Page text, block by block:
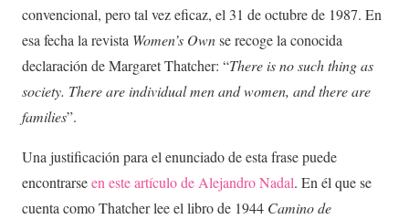
convencional, pero tal vez eficaz, el 31 de octubre de 1987. En
esa fecha la revista Women’s Ownse recoge la conocida
declaración de Margaret Thatcher: “There is no such thing as
society. There are individual men and women, and there are
families”.
Una justificación para el enunciado de esta frase puede
encontrarseen este artículo de Alejandro Nadal. En él que se
cuenta como Thatcher lee el libro de 1944 Camino de